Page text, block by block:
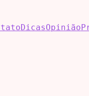
DicasOpinião